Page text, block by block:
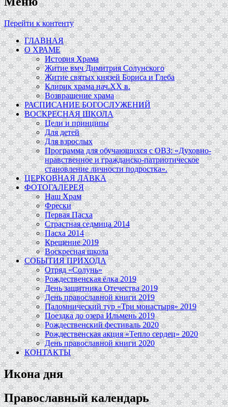
Перейти к контенту
ГЛАВНАЯ
О ХРАМЕ
История Храма
Житие вмч Димитрия Солунского
Житие святых князей Бориса и Глеба
Клирик храма нач.ХХ в.
Возвращение храма
РАСПИСАНИЕ БОГОСЛУЖЕНИЙ
ВОСКРЕСНАЯ ШКОЛА
Цели и принципы
Для детей
Для взрослых
Программа для обучающихся c ОВЗ: «Духовно-
нравственное и гражданско-патриотическое
становление личности подростка».
ЦЕРКОВНАЯ ЛАВКА
ФОТОГАЛЕРЕЯ
Наш Храм
Фрески
Первая Пасха
Страстная седмица 2014
Пасха 2014
Крещение 2019
Воскресная школа
СОБЫТИЯ ПРИХОДА
Отряд «Солунь»
Рождественская ёлка 2019
День защитника Отечества 2019
День православной книги 2019
Паломнический тур «Три монастыря» 2019
Поездка до озера Ильмень 2019
Рождественский фестиваль 2020
Рождественская акция «Тепло сердец» 2020
День православной книги 2020
КОНТАКТЫ
Икона дня
Православный календарь